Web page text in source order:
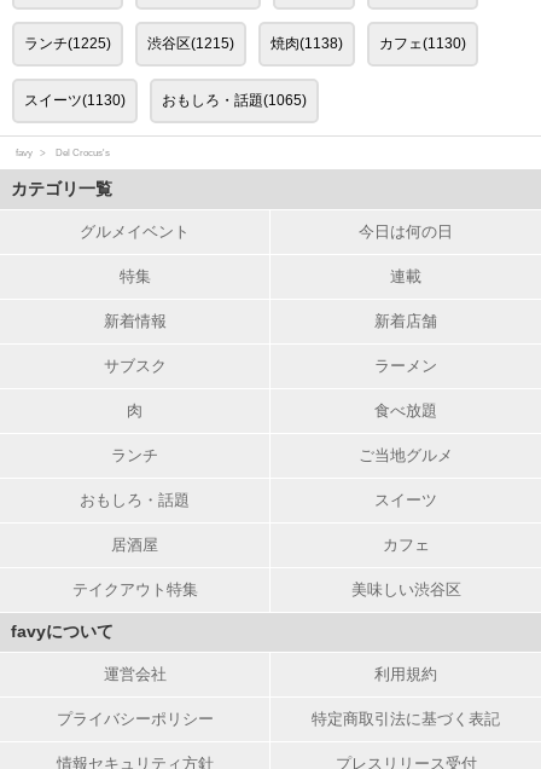
ランチ(1225) 渋谷区(1215) 焼肉(1138) カフェ(1130)
スイーツ(1130) おもしろ・話題(1065)
favy Del Crocus's
カテゴリ一覧
グルメイベント 今日は何の日
特集 連載
新着情報 新着店舗
サブスク ラーメン
肉 食べ放題
ランチ ご当地グルメ
おもしろ・話題 スイーツ
居酒屋 カフェ
テイクアウト特集 美味しい渋谷区
favyについて
運営会社 利用規約
プライバシーポリシー 特定商取引法に基づく表記
情報セキュリティ方針 プレスリリース受付